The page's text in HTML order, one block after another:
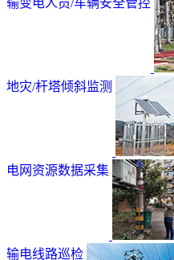
输变电人员/车辆安全管控
地灾/杆塔倾斜监测
电网资源数据采集
输电线路巡检